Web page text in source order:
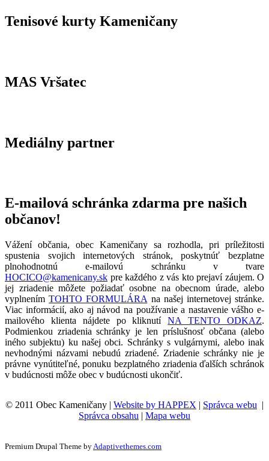
Tenisové kurty Kameničany
MAS Vršatec
Mediálny partner
E-mailová schránka zdarma pre našich
občanov!
Vážení občania, obec Kameničany sa rozhodla, pri príležitosti
spustenia svojich internetových stránok, poskytnúť bezplatne
plnohodnotnú e-mailovú schránku v tvare
HOCICO@kamenicany.sk pre každého z vás kto prejaví záujem. O
jej zriadenie môžete požiadať osobne na obecnom úrade, alebo
vyplnenímTOHTO FORMULÁRA na našej internetovej stránke.
Viac informácií, ako aj návod na používanie a nastavenie vášho e-
mailového klienta nájdete po kliknutíNA TENTO ODKAZ.
Podmienkou zriadenia schránky je len príslušnosť občana (alebo
iného subjektu) ku našej obci. Schránky s vulgárnymi, alebo inak
nevhodnými názvami nebudú zriadené. Zriadenie schránky nie je
právne vynútiteľné, ponuku bezplatného zriadenia ďalších schránok
v budúcnosti môže obec v budúcnosti ukončiť.
© 2011 Obec Kameničany | Website by HAPPEX | Správca webu |
Správca obsahu | Mapa webu
Premium Drupal Theme byAdaptivethemes.com